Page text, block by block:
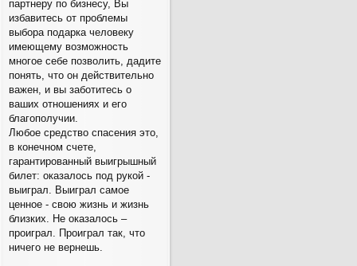
партнеру по бизнесу, Вы
избавитесь от проблемы
выбора подарка человеку
имеющему возможность
многое себе позволить, дадите
понять, что он действительно
важен, и вы заботитесь о
ваших отношениях и его
благополучии.
Любое средство спасения это,
в конечном счете,
гарантированный выигрышный
билет: оказалось под рукой -
выиграл. Выиграл самое
ценное - свою жизнь и жизнь
близких. Не оказалось –
проиграл. Проиграл так, что
ничего не вернешь.